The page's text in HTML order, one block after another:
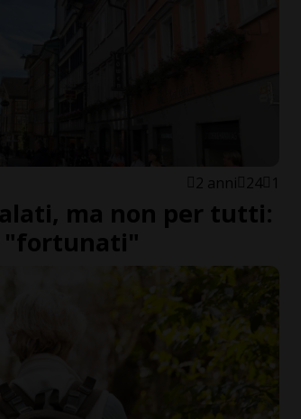
2 anni 24 1
ma non per tutti:
"fortunati"